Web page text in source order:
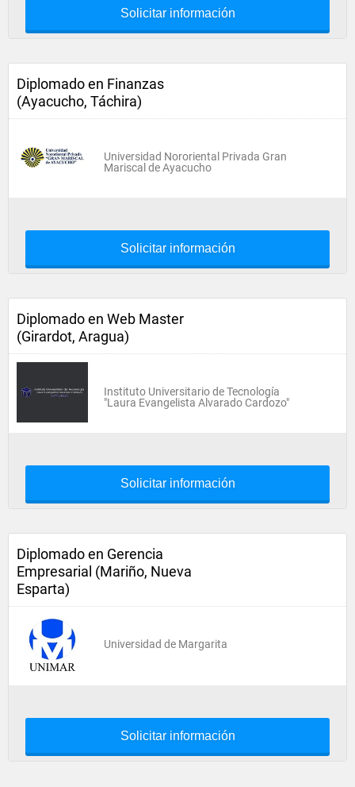
Solicitar información
Diplomado en Finanzas
(Ayacucho, Táchira)
Universidad Nororiental Privada Gran
Mariscal de Ayacucho
Solicitar información
Diplomado en Web Master
(Girardot, Aragua)
Instituto Universitario de Tecnología
"Laura Evangelista Alvarado Cardozo"
Solicitar información
Diplomado en Gerencia
Empresarial (Mariño, Nueva
Esparta)
Universidad de Margarita
Solicitar información